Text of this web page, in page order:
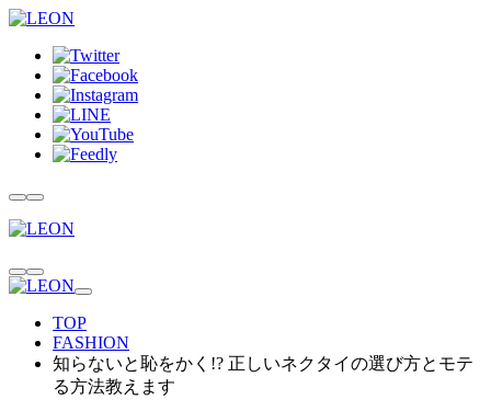
TOP
FASHION
知らないと恥をかく!? 正しいネクタイの選び方とモテ
る方法教えます